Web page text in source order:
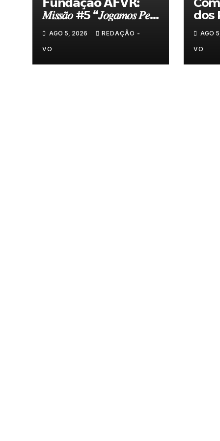
𝑀𝑖𝑠𝑠𝑎̃𝑜 #5 “𝐽𝑜𝑔𝑎𝑚𝑜𝑠 𝑃𝑒𝑙𝑎
AGO 5, 2026 REDAÇÃO -
VO
dos
AGO
VO